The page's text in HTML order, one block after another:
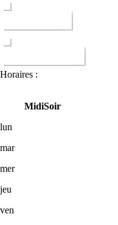
Horaires :
MidiSoir
lun
mar
mer
jeu
ven